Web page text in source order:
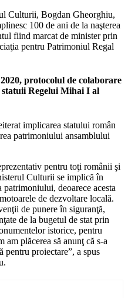
Culturii, Bogdan Gheorghiu,
100 de ani de la naşterea
fiind marcat de minister prin
pentru Patrimoniul Regal
protocolul de colaborare
statuii Regelui Mihai I al
implicarea statului român
patrimoniului ansamblului
pentru toţi românii şi
Culturii se implică în
patrimoniului, deoarece acesta
de dezvoltare locală.
de punere în siguranţă,
de la bugetul de stat prin
istorice, pentru
am plăcerea să anunţ că s-a
pentru proiectare”, a spus